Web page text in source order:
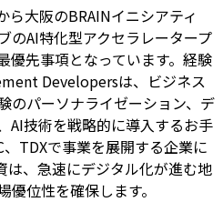
ら大阪のBRAINイニシアティ
のAI特化型アクセラレータープ
優先事項となっています。経験
Developersは、ビジネス
のパーソナライゼーション、デ
AI技術を戦略的に導入するお手
TDXで事業を展開する企業に
は、急速にデジタル化が進む地
位性を確保します。